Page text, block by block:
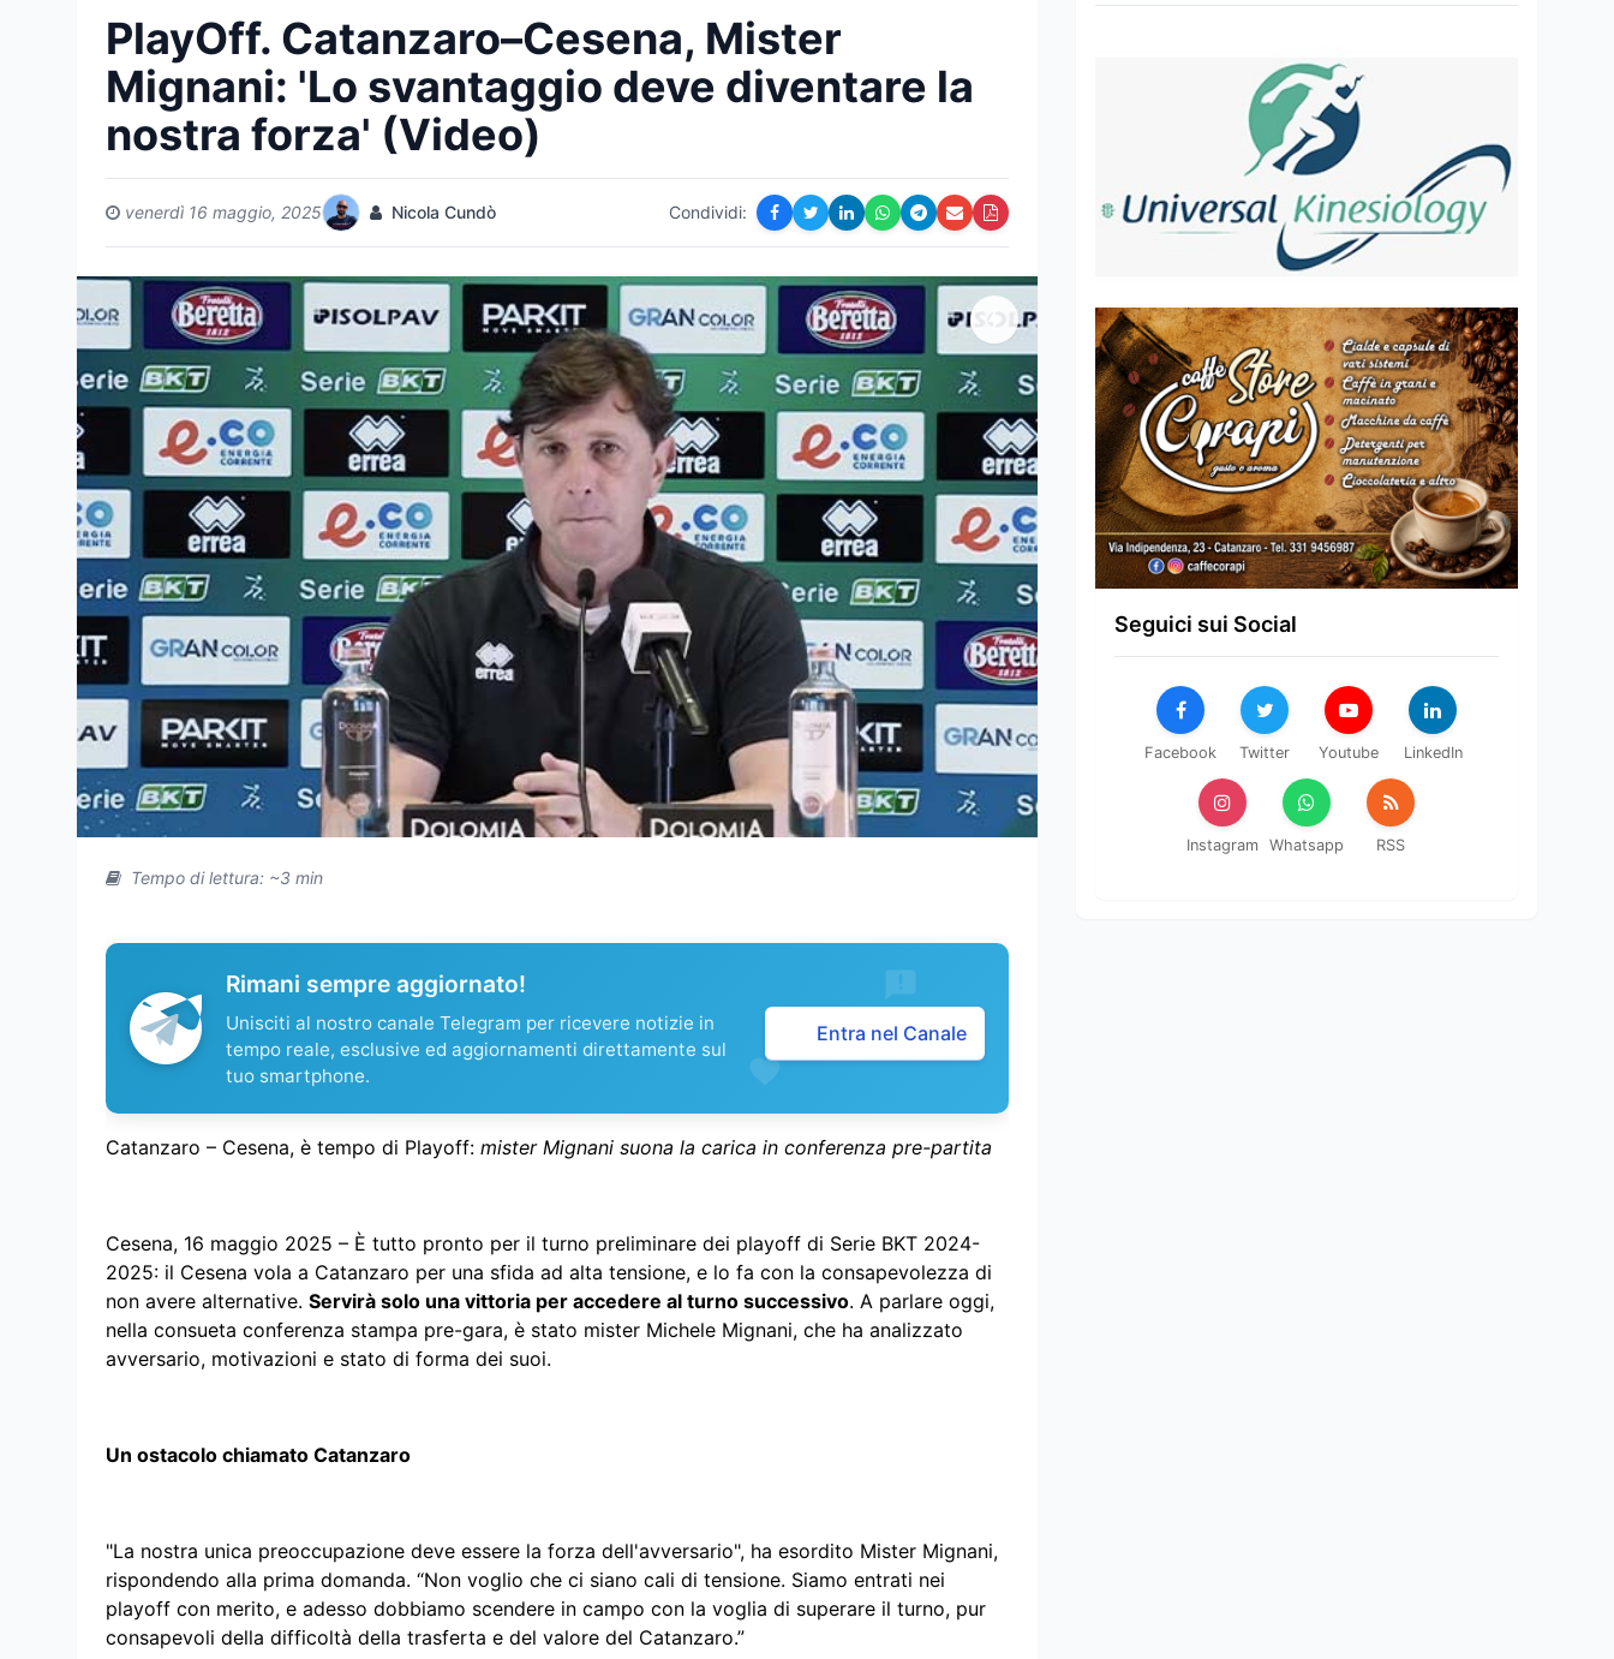
PlayOff. Catanzaro–Cesena, Mister
Mignani: 'Lo svantaggio deve diventare la
nostra forza' (Video)
venerdì 16 maggio, 2025 Nicola Cundò Condividi:
Tempo di lettura: ~3 min
Rimani sempre aggiornato!
Unisciti al nostro canale Telegram per ricevere notizie in
tempo reale, esclusive ed aggiornamenti direttamente sul
tuo smartphone.
Entra nel Canale
Catanzaro – Cesena, è tempo di Playoff: mister Mignani suona la carica in conferenza pre-partita
Cesena, 16 maggio 2025 – È tutto pronto per il turno preliminare dei playoff di Serie BKT 2024-
2025: il Cesena vola a Catanzaro per una sfida ad alta tensione, e lo fa con la consapevolezza di
non avere alternative. Servirà solo una vittoria per accedere al turno successivo. A parlare oggi,
nella consueta conferenza stampa pre-gara, è stato mister Michele Mignani, che ha analizzato
avversario, motivazioni e stato di forma dei suoi.
Un ostacolo chiamato Catanzaro
"La nostra unica preoccupazione deve essere la forza dell'avversario", ha esordito Mister Mignani,
rispondendo alla prima domanda. “Non voglio che ci siano cali di tensione. Siamo entrati nei
playoff con merito, e adesso dobbiamo scendere in campo con la voglia di superare il turno, pur
consapevoli della difficoltà della trasferta e del valore del Catanzaro.”
Seguici sui Social
Facebook Twitter Youtube LinkedIn
Instagram Whatsapp RSS